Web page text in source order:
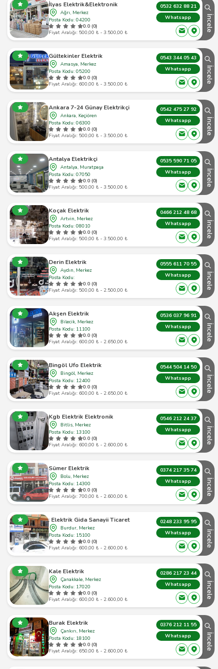
İlyas Elektrik&Elektronik
Ağrı, Merkez
Posta Kodu: 04200
0.0 (0)
Fiyat Aralığı: 500,00 ₺ - 3.500,00 ₺
0532 632 88 21
Whatsapp
İncele
Gültekinler Elektrik
Amasya, Merkez
Posta Kodu: 05200
0.0 (0)
Fiyat Aralığı: 600,00 ₺ - 3.500,00 ₺
0543 344 05 43
Whatsapp
İncele
Ankara 7-24 Günay Elektrikçi
Ankara, Keçiören
Posta Kodu: 06300
0.0 (0)
Fiyat Aralığı: 500,00 ₺ - 3.500,00 ₺
0542 475 27 92
Whatsapp
İncele
Antalya Elektrikçi
Antalya, Muratpaşa
Posta Kodu: 07050
0.0 (0)
Fiyat Aralığı: 500,00 ₺ - 3.500,00 ₺
0535 590 71 05
Whatsapp
İncele
Koçak Elektrik
Artvin, Merkez
Posta Kodu: 08010
0.0 (0)
Fiyat Aralığı: 500,00 ₺ - 3.500,00 ₺
0466 212 48 68
Whatsapp
İncele
Derin Elektrik
Aydın, Merkez
Posta Kodu:
0.0 (0)
Fiyat Aralığı: 500,00 ₺ - 2.500,00 ₺
0555 611 70 55
Whatsapp
İncele
Akşen Elektrik
Bilecik, Merkez
Posta Kodu: 11100
0.0 (0)
Fiyat Aralığı: 600,00 ₺ - 2.650,00 ₺
0536 037 96 91
Whatsapp
İncele
Bingöl Ufo Elektrik
Bingöl, Merkez
Posta Kodu: 12400
0.0 (0)
Fiyat Aralığı: 600,00 ₺ - 2.650,00 ₺
0544 504 14 50
Whatsapp
İncele
Kgb Elektrik Elektronik
Bitlis, Merkez
Posta Kodu: 13100
0.0 (0)
Fiyat Aralığı: 600,00 ₺ - 2.600,00 ₺
0546 212 24 37
Whatsapp
İncele
Sümer Elektrik
Bolu, Merkez
Posta Kodu: 14300
0.0 (0)
Fiyat Aralığı: 700,00 ₺ - 2.600,00 ₺
0374 217 35 74
Whatsapp
İncele
Isik Elektrik Gida Sanayii Ticaret Ltd Sti
Burdur, Merkez
Posta Kodu: 15100
0.0 (0)
Fiyat Aralığı: 600,00 ₺ - 2.600,00 ₺
0248 233 95 95
Whatsapp
İncele
Kale Elektrik
Çanakkale, Merkez
Posta Kodu: 17020
0.0 (0)
Fiyat Aralığı: 600,00 ₺ - 2.600,00 ₺
0286 217 23 44
Whatsapp
İncele
Burak Elektrik
Çankırı, Merkez
Posta Kodu: 18100
0.0 (0)
Fiyat Aralığı: 650,00 ₺ - 2.600,00 ₺
0376 212 11 55
Whatsapp
İncele